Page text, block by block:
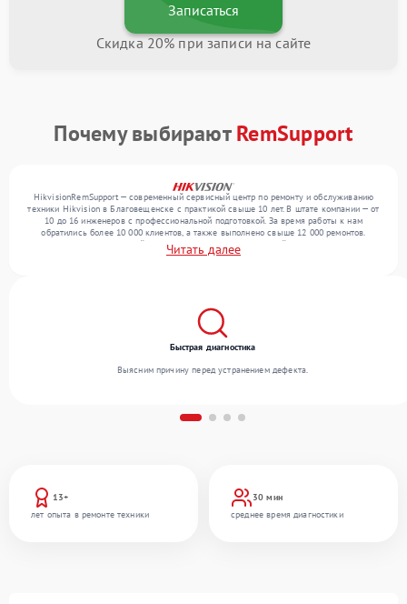
Записаться
Скидка 20% при записи на сайте
Почему выбираютRemSupport
HikvisionRemSupport — современный сервисный центр по ремонту и обслуживанию
техники Hikvision в Благовещенске с практикой свыше 10 лет. В штате компании — от
10 до 16 инженеров с профессиональной подготовкой. За время работы к нам
обратились более 10 000 клиентов, а также выполнено свыше 12 000 ремонтов.
Ежемесячно в сервисный центр поступает более 300 устройств, включая , , . Мы
беремся за задачи любой сложности и предлагаем стабильный уровень сервиса
Читать далее
13+
лет опыта в ремонте техники
30 мин
среднее время диагностики
Быстрая диагностика
Выясним причину перед устранением дефекта.